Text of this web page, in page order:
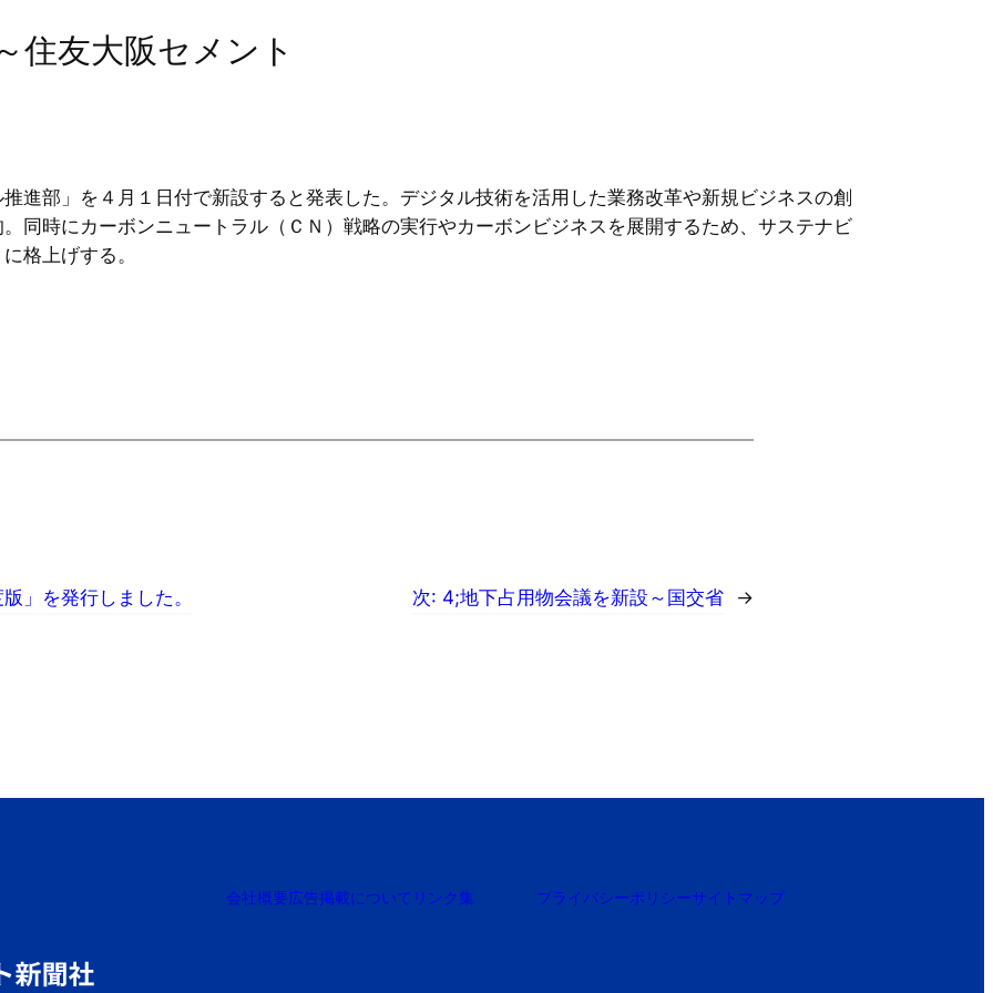
住友大阪セメント
進部」を４月１日付で新設すると発表した。デジタル技術を活用した業務改革や新規ビジネスの創
同時にカーボンニュートラル（ＣＮ）戦略の実行やカーボンビジネスを展開するため、サステナビ
格上げする。
」を発行しました。 次: 4;地下占用物会議を新設～国交省 →
会社概要広告掲載について リンク集 プライバシーポリシーサイトマップ